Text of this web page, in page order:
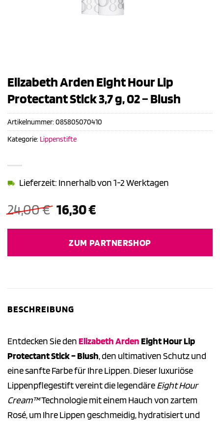
Elizabeth Arden Eight Hour Lip
Protectant Stick 3,7 g, 02 – Blush
24,00€ Ursprünglicher
war:
24,00 €
16,30€Aktueller
ist:
16,30 €.
Lieferzeit: Innerhalb von 1-2 Werktagen
ZUM PARTNERSHOP
Artikelnummer: 085805070410
Kategorie: Lippenstifte
BESCHREIBUNG
Entdecken Sie denElizabeth ArdenEight Hour Lip
Protectant Stick – Blush, den ultimativen Schutz und
eine sanfte Farbe für Ihre Lippen. Dieser luxuriöse
Lippenpflegestift vereint die legendäreEight Hour
Cream™Technologie mit einem Hauch von zartem
Rosé, um Ihre Lippen geschmeidig, hydratisiert und